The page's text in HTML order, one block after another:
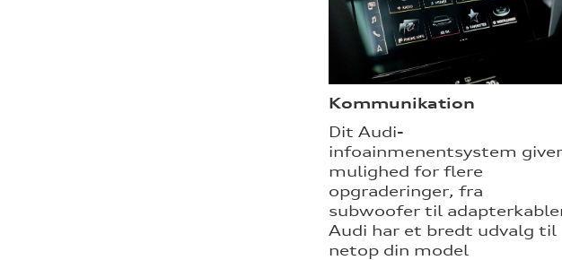
Kommunikation
Dit Audi-
infoainmenentsystem giver
mulighed for flere
opgraderinger, fra
subwoofer til
Audi har et bredt udvalg til
netop din model